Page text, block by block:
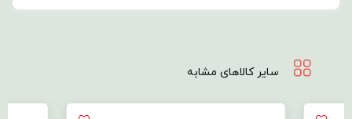
سایر کالاهای مشابه